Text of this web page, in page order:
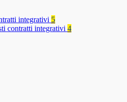
integrativi 5
contratti integrativi 4